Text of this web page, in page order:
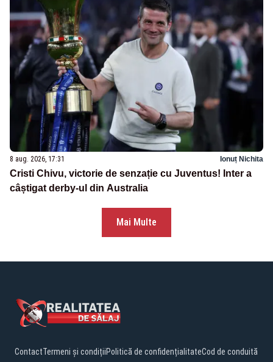
8 aug. 2026, 17:31 Ionuț Nichita
Cristi Chivu, victorie de senzație cu Juventus! Inter a
câștigat derby-ul din Australia
Mai Multe
ContactTermeni și condițiiPolitică de confidențialitateCod de conduită